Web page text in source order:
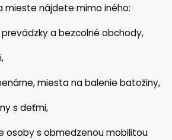
mieste nájdete mimo iného:
a bezcolné obchody,
miesta na balenie batožiny,
s deťmi,
osoby s obmedzenou mobilitou